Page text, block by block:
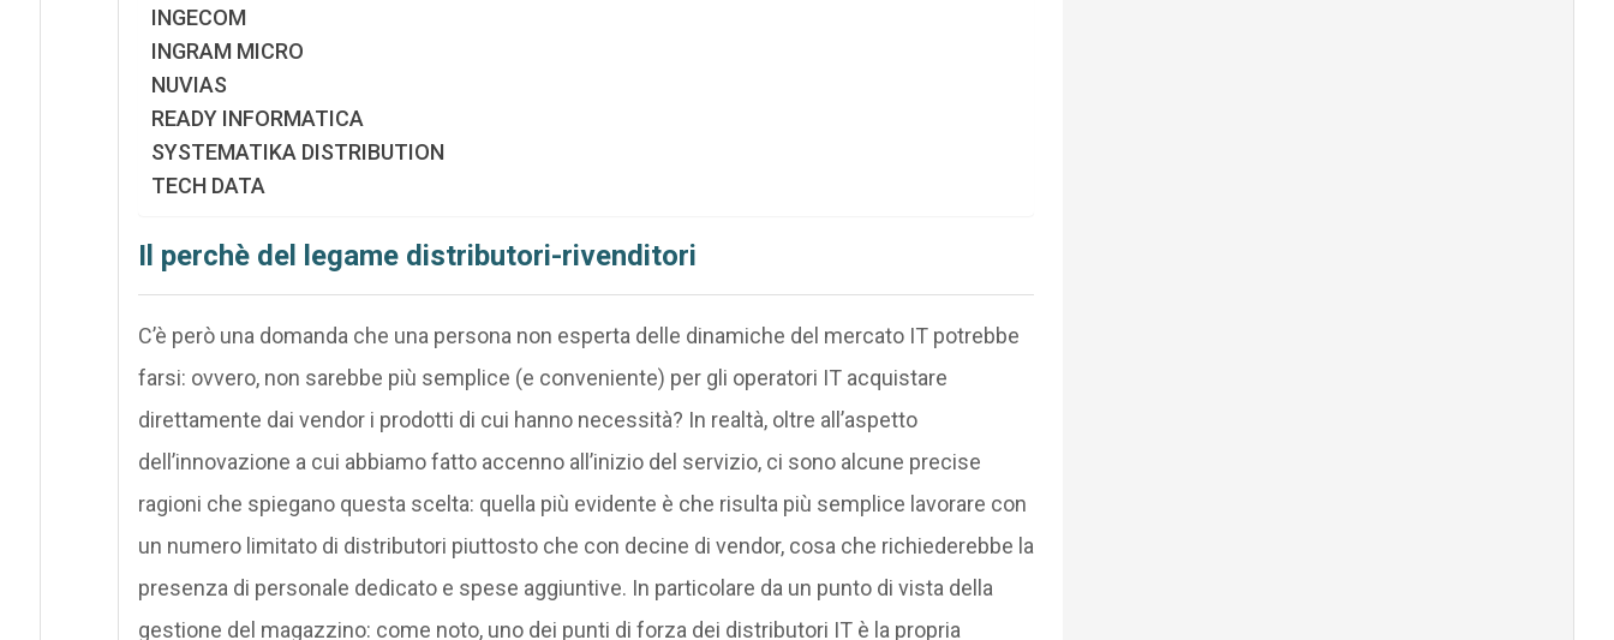
INGECOM
INGRAM MICRO
NUVIAS
READY INFORMATICA
SYSTEMATIKA DISTRIBUTION
TECH DATA
Il perchè del legame distributori-rivenditori
C’è però una domanda che una persona non esperta delle dinamiche del mercato IT potrebbe
farsi: ovvero, non sarebbe più semplice (e conveniente) per gli operatori IT acquistare
direttamente dai vendor i prodotti di cui hanno necessità? In realtà, oltre all’aspetto
dell’innovazione a cui abbiamo fatto accenno all’inizio del servizio, ci sono alcune precise
ragioni che spiegano questa scelta: quella più evidente è che risulta più semplice lavorare con
un numero limitato di distributori piuttosto che con decine di vendor, cosa che richiederebbe la
presenza di personale dedicato e spese aggiuntive. In particolare da un punto di vista della
gestione del magazzino: come noto, uno dei punti di forza dei distributori IT è la propria